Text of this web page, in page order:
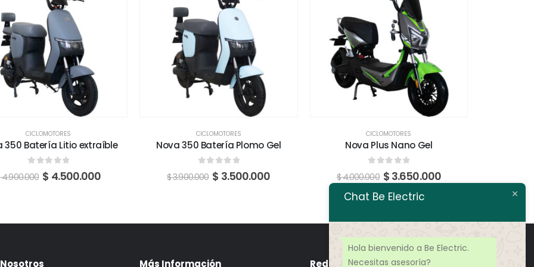
CICLOMOTORES
350 Batería Litio extraíble
fuera de 5
4.900.000 $ 4.500.000
CICLOMOTORES
Nova 350 Batería Plomo Gel
fuera de 5
$3.900.000 $ 3.500.000
CICLOMOTORES
Nova Plus Nano Gel
fuera de 5
$4.000.000 $ 3.650.000
Más Información Redes Sociales
Chat Be Electric
Hola bienvenido a Be Electric.
Necesitas asesoría?